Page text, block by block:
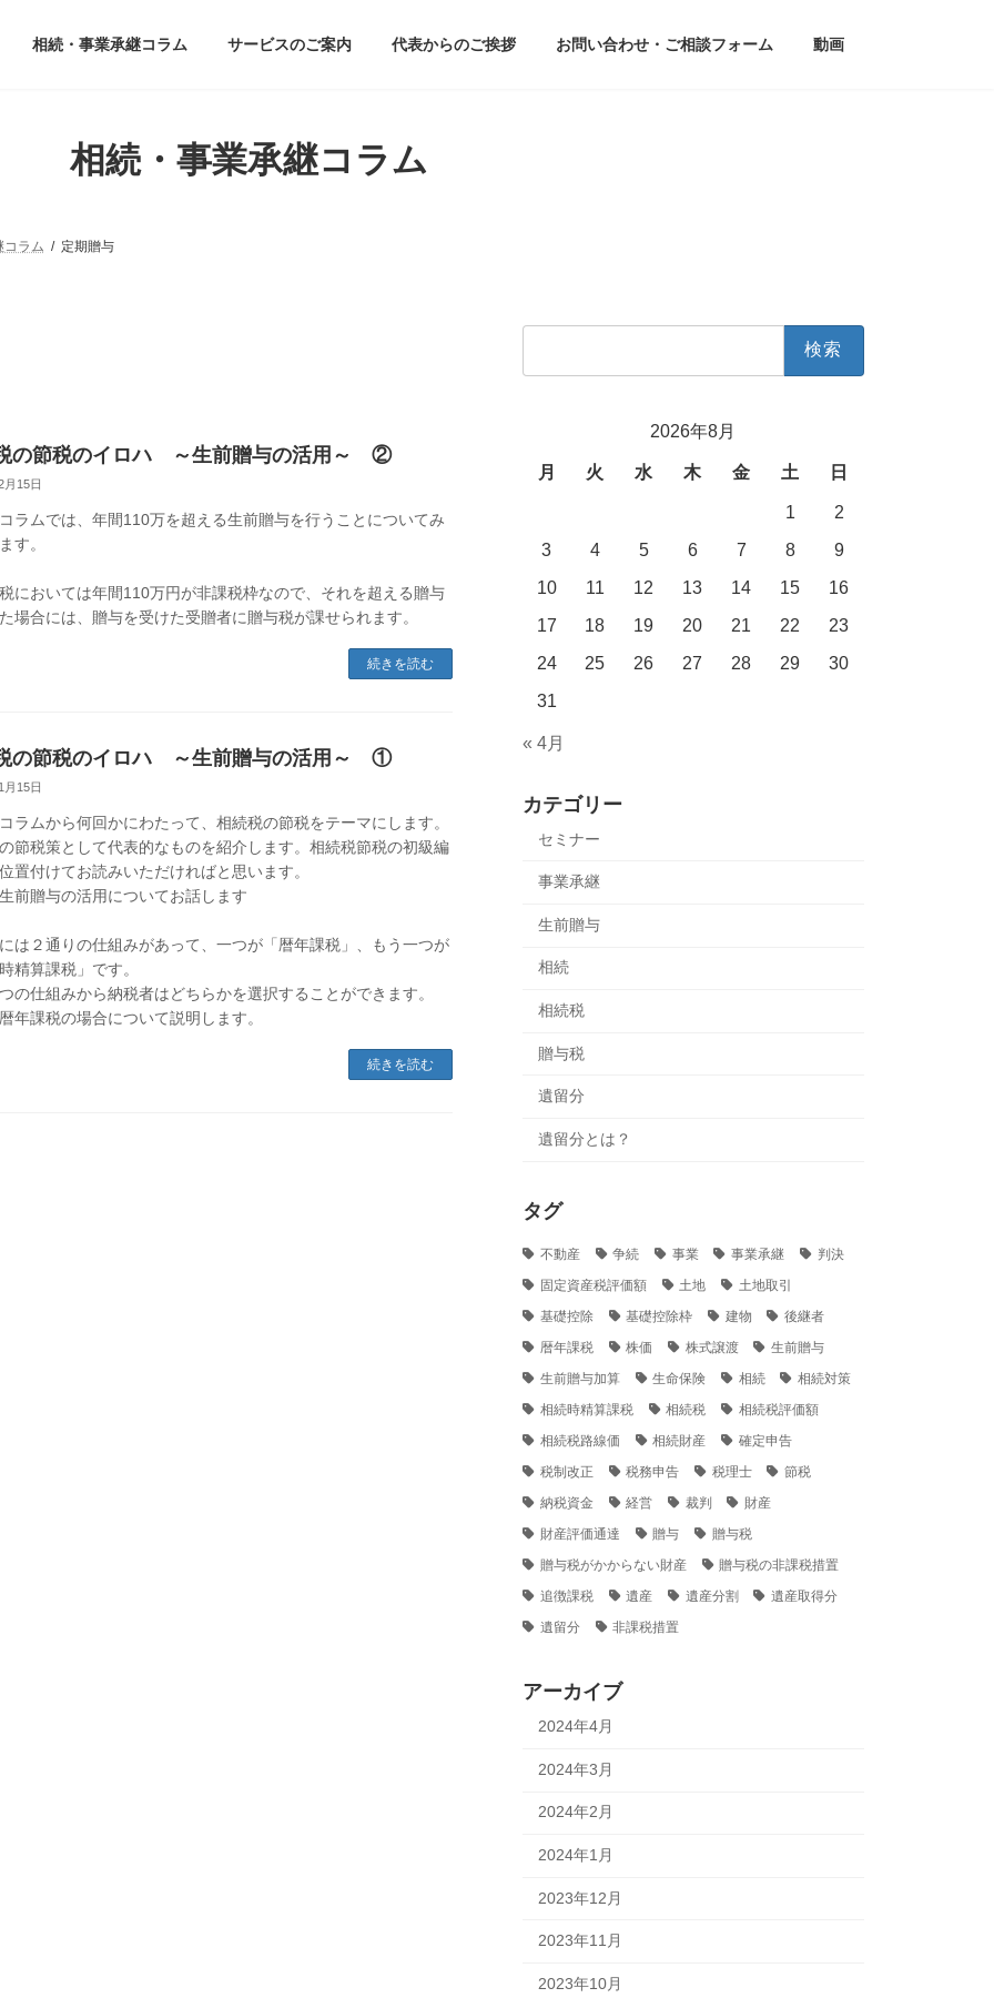
相続・事業承継コラム サービスのご案内 代表からのご挨拶 お問い合わせ・ご相談フォーム 動画
相続・事業承継コラム
コラム 定期贈与
の節税のイロハ ～生前贈与の活用～ ②
月15日
ラムでは、年間110万を超える生前贈与を行うことについてみ
す。
においては年間110万円が非課税枠なので、それを超える贈与
場合には、贈与を受けた受贈者に贈与税が課せられます。
続きを読む
の節税のイロハ ～生前贈与の活用～ ①
月15日
ラムから何回かにわたって、相続税の節税をテーマにします。
節税策として代表的なものを紹介します。相続税節税の初級編
置付けてお読みいただければと思います。
前贈与の活用についてお話します
は２通りの仕組みがあって、一つが「暦年課税」、もう一つが
精算課税」です。
の仕組みから納税者はどちらかを選択することができます。
年課税の場合について説明します。
続きを読む
2026年8月
月 火 水 木 金 土 日
1
2
3
4 5 6 7 8
9
10
11 12 13 14 15
16
17
18 19 20 21 22
23
24
25 26 27 28 29
30
31
« 4月
カテゴリー
セミナー
事業承継
生前贈与
相続
相続税
贈与税
遺留分
遺留分とは？
タグ
不動産 争続 事業 事業承継
判決
固定資産税評価額
土地
土地取引
基礎控除
基礎控除枠 建物
後継者
暦年課税
株価 株式譲渡
生前贈与
生前贈与加算
生命保険 相続
相続対策
相続時精算課税
相続税
相続税評価額
相続税路線価
相続財産
確定申告
税制改正
税務申告 税理士
節税
納税資金
経営 裁判
財産
財産評価通達
贈与
贈与税
贈与税がかからない財産
贈与税の非課税措置
追徴課税
遺産 遺産分割
遺産取得分
遺留分
非課税措置
アーカイブ
2024年4月
2024年3月
2024年2月
2024年1月
2023年12月
2023年11月
2023年10月